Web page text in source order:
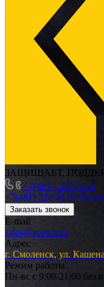
ЗАЩИЩАЕТ,
+7(481) 228 51 03
+7(481) 228 51 03
Заказать звонок
E-mail
sales@krown.ru
Адрес
г. Смоленск, ул.
Режим работы
Пн-вс с 9:00-21:00 без